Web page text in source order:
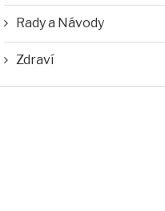
Rady a Návody
Zdraví